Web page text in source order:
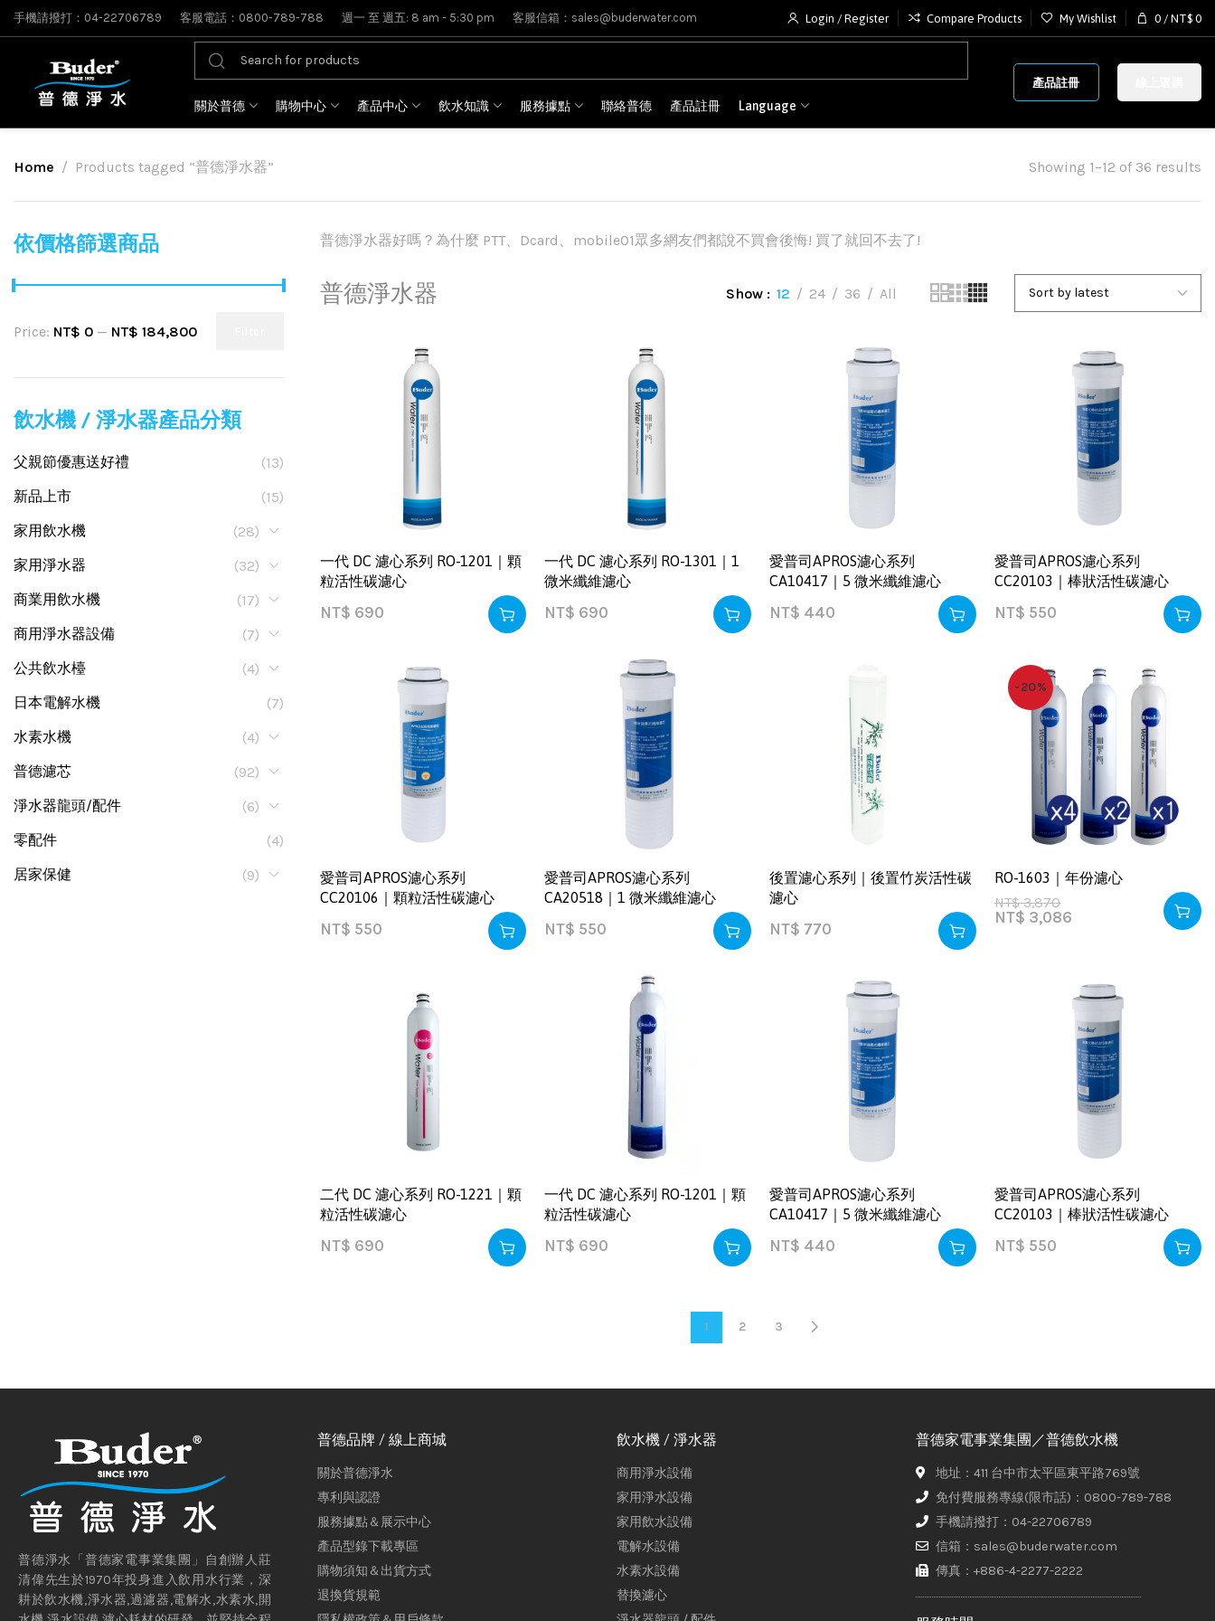
手機請撥打：04-22706789 客服電話：0800-789-788 週一 至 週五: 8 am - 5:30 pm 客服信箱：sales@buderwater.com Login / Register Compare Products My Wishlist 0 / NT$ 0
關於普德 購物中心 產品中心 飲水知識 服務據點 聯絡普德 產品註冊 Language
產品註冊
Home Products tagged “普德淨水器” Showing 1–12 of 36 results
依價格篩選商品
Price: NT$ 0 — NT$ 184,800
飲水機 / 淨水器產品分類
父親節優惠送好禮
(13)
新品上市
(15)
家用飲水機
(28)
家用淨水器
(32)
商業用飲水機
(17)
商用淨水器設備
(7)
公共飲水檯
(4)
日本電解水機
(7)
水素水機
(4)
普德濾芯
(92)
淨水器龍頭/配件
(6)
零配件
(4)
居家保健
(9)
普德淨水器好嗎？為什麼 PTT、Dcard、mobile01眾多網友們都說不買會後悔! 買了就回不去了!
普德淨水器 Show 12 24 36 All
一代 DC 濾心系列 RO-1201｜顆
粒活性碳濾心
NT$ 690
一代 DC 濾心系列 RO-1301｜1
微米纖維濾心
NT$ 690
愛普司APROS濾心系列
CA10417｜5 微米纖維濾心
NT$ 440
愛普司APROS濾心系列
CC20103｜棒狀活性碳濾心
NT$ 550
愛普司APROS濾心系列
CC20106｜顆粒活性碳濾心
NT$ 550
愛普司APROS濾心系列
CA20518｜1 微米纖維濾心
NT$ 550
後置濾心系列｜後置竹炭活性碳
濾心
NT$ 770
-20%
RO-1603｜年份濾心
NT$3,870
NT$ 3,086
二代 DC 濾心系列 RO-1221｜顆
粒活性碳濾心
NT$ 690
一代 DC 濾心系列 RO-1201｜顆
粒活性碳濾心
NT$ 690
愛普司APROS濾心系列
CA10417｜5 微米纖維濾心
NT$ 440
愛普司APROS濾心系列
CC20103｜棒狀活性碳濾心
NT$ 550
1 2 3
普德淨水「普德家電事業集團」自創辦人莊
清偉先生於1970年投身進入飲用水行業，深
耕於飲水機,淨水器,過濾器,電解水,水素水,開
普德品牌 / 線上商城
關於普德淨水
專利與認證
服務據點＆展示中心
產品型錄下載專區
購物須知＆出貨方式
退換貨規範
飲水機 / 淨水器
商用淨水設備
家用淨水設備
家用飲水設備
電解水設備
水素水設備
替換濾心
普德家電事業集團／普德飲水機
地址：411 台中市太平區東平路769號
免付費服務專線(限市話)：0800-789-788
手機請撥打：04-22706789
信箱：sales@buderwater.com
傳真：+886-4-2277-2222